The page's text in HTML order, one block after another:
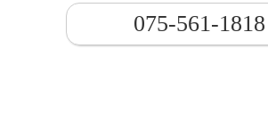
075-561-1818